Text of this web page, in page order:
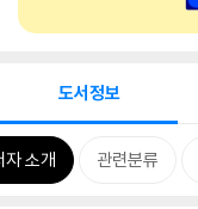
도서정보
자 소개 관련분류